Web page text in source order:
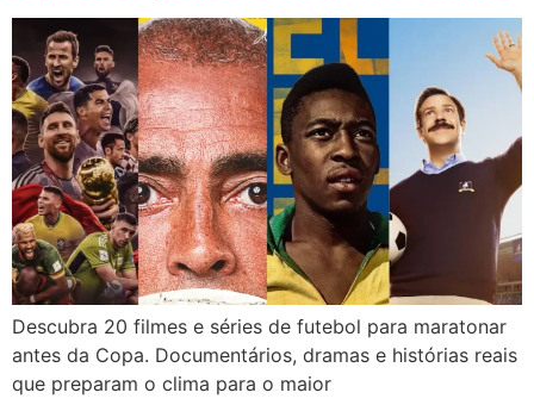
Descubra 20 filmes e séries de futebol para maratonar
antes da Copa. Documentários, dramas e histórias reais
que preparam o clima para o maior